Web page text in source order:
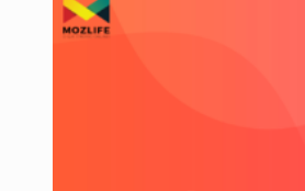
O
A
O
A